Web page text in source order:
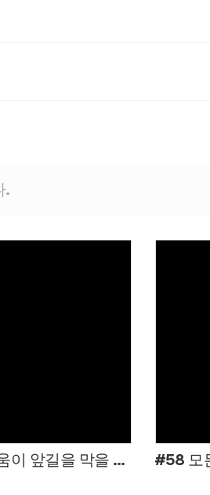
.
#59 두려움이 앞길을 막을 때에